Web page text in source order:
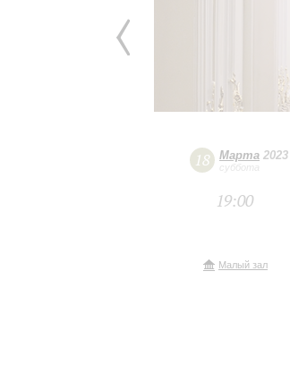
18 Марта 2023
суббота
19:00
Малый зал